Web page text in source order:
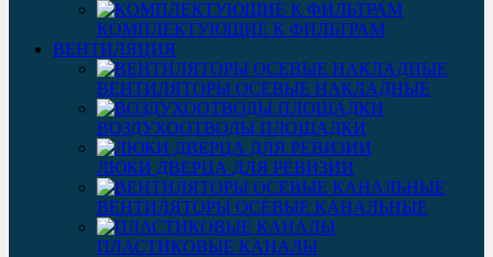
КОМПЛЕКТУЮЩИЕ К ФИЛЬТРАМ
ВЕНТИЛЯЦИЯ
ВЕНТИЛЯТОРЫ ОСЕВЫЕ НАКЛАДНЫЕ
ВОЗДУХООТВОДЫ ПЛОЩАДКИ
ЛЮКИ ДВЕРЦА ДЛЯ РЕВИЗИИ
ВЕНТИЛЯТОРЫ ОСЕВЫЕ КАНАЛЬНЫЕ
ПЛАСТИКОВЫЕ КАНАЛЫ